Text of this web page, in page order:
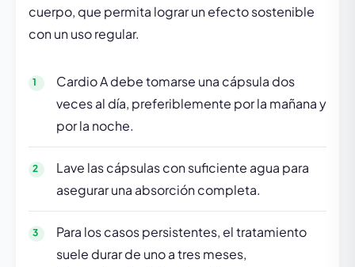
cuerpo, que permita lograr un efecto sostenible
con un uso regular.
Cardio A debe tomarse una cápsula dos
veces al día, preferiblemente por la mañana y
por la noche.
Lave las cápsulas con suficiente agua para
asegurar una absorción completa.
Para los casos persistentes, el tratamiento
suele durar de uno a tres meses,